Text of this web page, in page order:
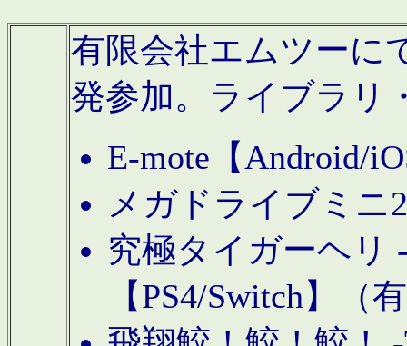
有限会社エムツーに
発参加。ライブラリ
E-mote【Android/
メガドライブミニ
究極タイガーヘリ
【PS4/Switch】（